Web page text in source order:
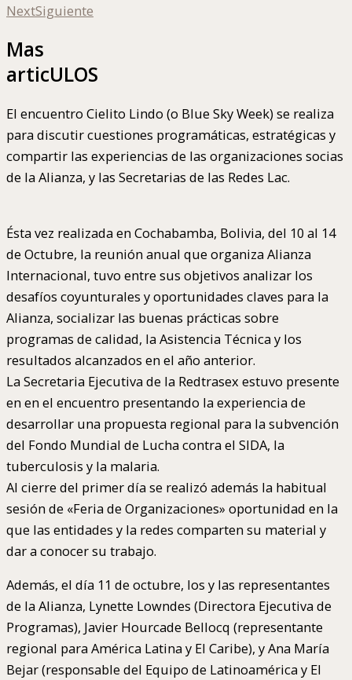
NextSiguiente
Mas
articULOS
El encuentro Cielito Lindo (o Blue Sky Week) se realiza
para discutir cuestiones programáticas, estratégicas y
compartir las experiencias de las organizaciones socias
de la Alianza, y las Secretarias de las Redes Lac.
Ésta vez realizada en Cochabamba, Bolivia, del 10 al 14
de Octubre, la reunión anual que organiza Alianza
Internacional, tuvo entre sus objetivos analizar los
desafíos coyunturales y oportunidades claves para la
Alianza, socializar las buenas prácticas sobre
programas de calidad, la Asistencia Técnica y los
resultados alcanzados en el año anterior.
La Secretaria Ejecutiva de la Redtrasex estuvo presente
en en el encuentro presentando la experiencia de
desarrollar una propuesta regional para la subvención
del Fondo Mundial de Lucha contra el SIDA, la
tuberculosis y la malaria.
Al cierre del primer día se realizó además la habitual
sesión de «Feria de Organizaciones» oportunidad en la
que las entidades y la redes comparten su material y
dar a conocer su trabajo.
Además, el día 11 de octubre, los y las representantes
de la Alianza, Lynette Lowndes (Directora Ejecutiva de
Programas), Javier Hourcade Bellocq (representante
regional para América Latina y El Caribe), y Ana María
Bejar (responsable del Equipo de Latinoamérica y El